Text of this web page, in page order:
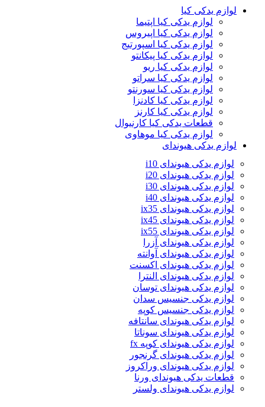
لوازم یدکی کیا
لوازم یدکی کیا اپتیما
لوازم یدکی کیا اپیروس
لوازم یدکی کیا اسپورتیج
لوازم یدکی کیا پیکانتو
لوازم یدکی کیا ریو
لوازم یدکی کیا سراتو
لوازم یدکی کیا سورنتو
لوازم یدکی کیا کادنزا
لوازم یدکی کیا کارنز
قطعات یدکی کیا کارنیوال
لوازم یدکی کیا موهاوی
لوازم یدکی هیوندای
لوازم یدکی هیوندای i10
لوازم یدکی هیوندای i20
لوازم یدکی هیوندای i30
لوازم یدکی هیوندای i40
لوازم یدکی هیوندای ix35
لوازم یدکی هیوندای ix45
لوازم یدکی هیوندای ix55
لوازم یدکی هیوندای آزرا
لوازم یدکی هیوندای آوانته
لوازم یدکی هیوندای اکسنت
لوازم یدکی هیوندای النترا
لوازم یدکی هیوندای توسان
لوازم یدکی جنسیس سدان
لوازم یدکی جنسیس کوپه
لوازم یدکی هیوندای سانتافه
لوازم یدکی هیوندای سوناتا
لوازم یدکی هیوندای کوپه fx
لوازم یدکی هیوندای گرنجور
لوازم یدکی هیوندای وراکروز
قطعات یدکی هیوندای ورنا
لوازم یدکی هیوندای ولستر